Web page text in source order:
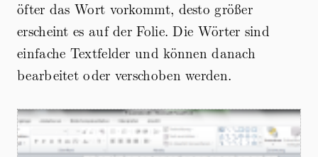
öfter das Wort vorkommt, desto größer
erscheint es auf der Folie. Die Wörter sind
einfache Textfelder und können danach
bearbeitet oder verschoben werden.